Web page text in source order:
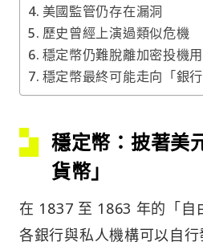
美國監管仍存在漏洞
歷史曾經上演過類似危機
穩定幣仍難脫離加密投機
穩定幣最終可能走向「銀行
穩定幣：披著美
貨幣」
在 1837 至 1863 年的「自
各銀行與私人機構可以自